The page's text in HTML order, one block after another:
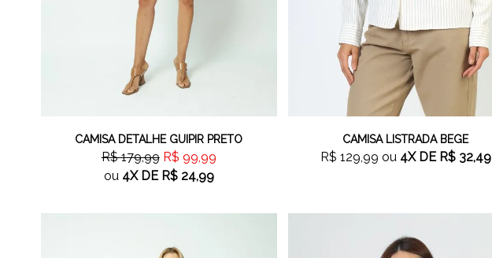
CAMISA DETALHE GUIPIR PRETO
R$ 179,99 R$ 99,99
ou 4XDE R$ 24,99
CAMISA LISTRADA BEGE
R$ 129,99 ou 4XDE R$ 32,49